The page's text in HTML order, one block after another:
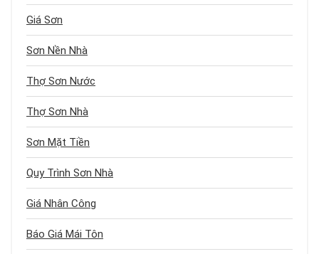
Giá Sơn
Sơn Nền Nhà
Thợ Sơn Nước
Thợ Sơn Nhà
Sơn Mặt Tiền
Quy Trình Sơn Nhà
Giá Nhân Công
Báo Giá Mái Tôn